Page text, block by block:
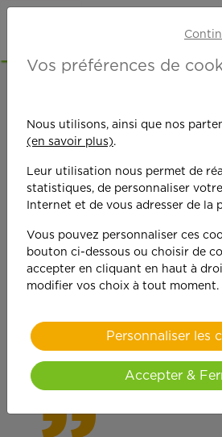
On est
quand on y
cœur
Vos préférences de
Nous utilisons, ainsi que nos
(en savoir plus).
Leur utilisation nous permet de
statistiques, de personnaliser
Internet et de vous adresser de la
Vous pouvez personnaliser ces
bouton ci-dessous ou choisir de
accepter en cliquant en haut à
modifier vos choix à tout moment.
Personnaliser les
Accepter &